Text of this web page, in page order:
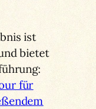
ist
bietet
für